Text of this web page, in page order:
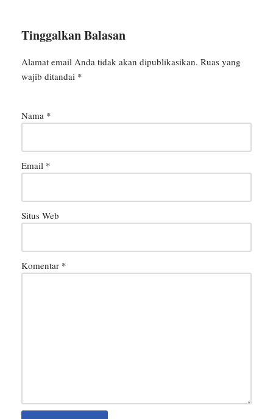
Tinggalkan Balasan
Alamat email Anda tidak akan dipublikasikan. Ruas yang
wajib ditandai *
Nama *
Email *
Situs Web
Komentar *